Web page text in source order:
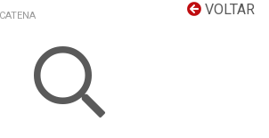
VOLTAR